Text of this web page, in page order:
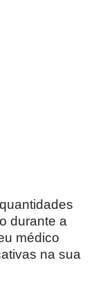
durante a
médico
na sua